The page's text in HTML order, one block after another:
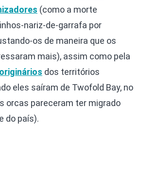
(como a morte
nariz-de-garrafa por
os de maneira que os
mais), assim como pela
dos territórios
eles saíram de Twofold Bay, no
orcas pareceram ter migrado
do país).